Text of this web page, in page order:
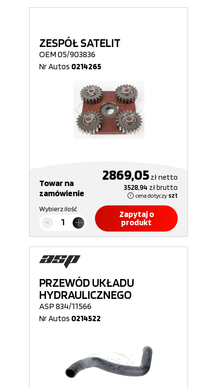
ZESPÓŁ SATELIT
OEM 05/903836
Nr Autos 0214265
Towar na
zamówienie
2869,05 złnetto
3528,94 złbrutto
cena dotyczy szt
Wybierz ilość
Zapytaj o
produkt
PRZEWÓD UKŁADU
HYDRAULICZNEGO
ASP 834/11566
Nr Autos 0214522